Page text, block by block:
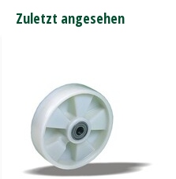
Zuletzt angesehen